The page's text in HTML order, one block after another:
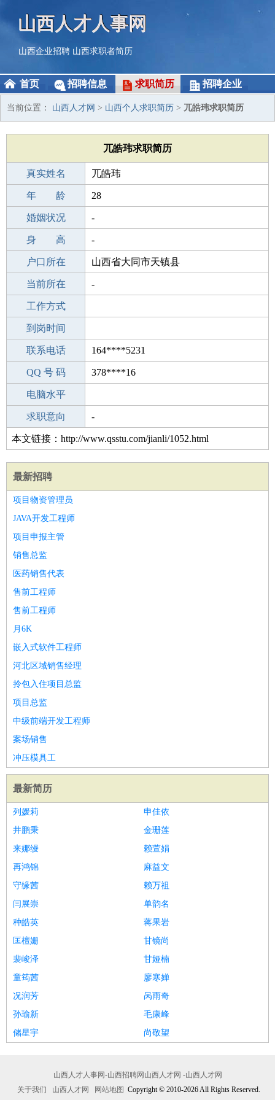
山西人才人事网
山西企业招聘 山西求职者简历
首页 招聘信息 求职简历 招聘企业
当前位置： 山西人才网 > 山西个人求职简历 > 兀皓玮求职简历
兀皓玮求职简历
真实姓名 兀皓玮
性 别 男
年 龄 28
出生年月 1998-09-12
婚姻状况 -
学 历 职校/技校
身 高 -
毕业学校 职校/技校
户口所在 山西省大同市天镇县
所学专业 -
当前所在 -
工作经验
工作方式
驾 照
到岗时间
期望月薪
联系电话 164****5231
手机号码 164****5231
QQ 号 码 378****16
微信号码
电脑水平
外语水平
求职意向 -
本文链接：http://www.qsstu.com/jianli/1052.html
最新招聘
项目物资管理员
JAVA开发工程师
项目申报主管
销售总监
医药销售代表
售前工程师
售前工程师
月6K
嵌入式软件工程师
河北区域销售经理
拎包入住项目总监
项目总监
中级前端开发工程师
案场销售
冲压模具工
最新简历
列媛莉
申佳依
井鹏秉
金珊莲
来娜缦
赖萱娟
再鸿锦
麻益文
守缘茜
赖万祖
闫展崇
单韵名
种皓英
蒋果岩
匡檀姗
甘镜尚
裴峻泽
甘娅楠
童筠茜
廖寒婵
况润芳
呙雨奇
孙瑜新
毛康峰
储星宇
尚敬望
山西人才人事网-山西招聘网山西人才网 -山西人才网
关于我们
山西人才网 网站地图 Copyright © 2010-2026 All Rights Reserved.